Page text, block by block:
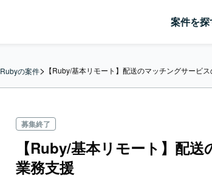
案件を探
Rubyの案件> 【Ruby/基本リモート】配送のマッチングサービ
募集終了
【Ruby/基本リモート】配
業務支援